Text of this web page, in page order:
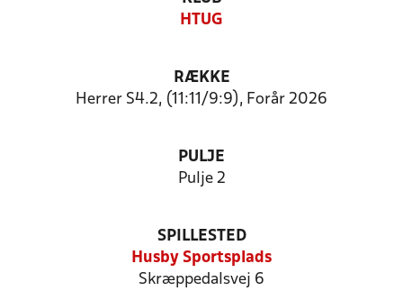
HTUG
RÆKKE
Herrer S4.2, (11:11/9:9), Forår 2026
PULJE
Pulje 2
SPILLESTED
Husby Sportsplads
Skræppedalsvej 6